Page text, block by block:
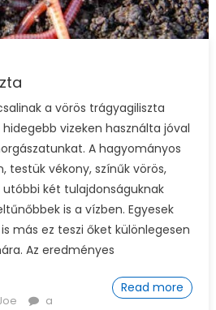
a vörös trágyagiliszta
vizeken használta jóval
A hagyományos
testük vékony, színűk vörös,
utóbbi két tulajdonságuknak
is a vízben. Egyesek
más ez teszi őket különlegesen
Az eredményes
Read more
Vörös trágyagiliszta
a